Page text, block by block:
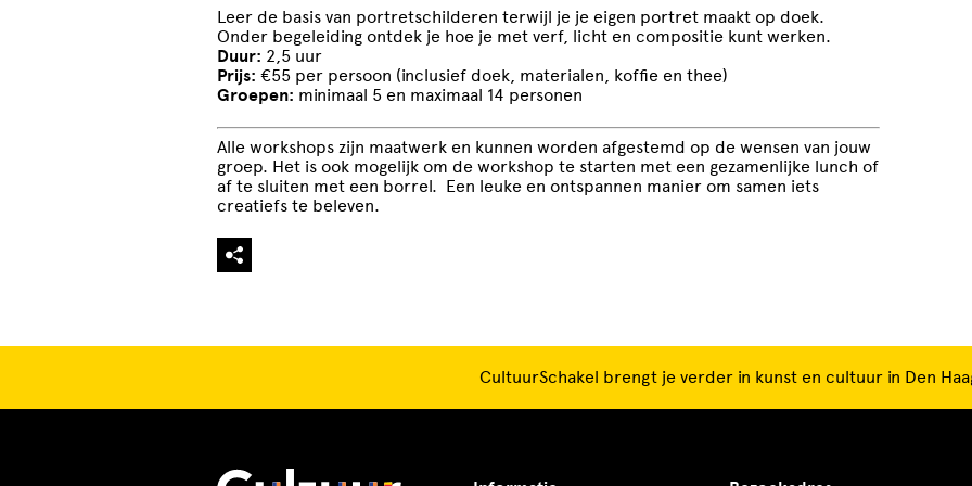
Leer de basis van portretschilderen terwijl je je eigen portret maakt op doek.
Onder begeleiding ontdek je hoe je met verf, licht en compositie kunt werken.
Duur: 2,5 uur
Prijs: €55 per persoon (inclusief doek, materialen, koffie en thee)
Groepen: minimaal 5 en maximaal 14 personen
Alle workshops zijn maatwerk en kunnen worden afgestemd op de wensen van jouw
groep. Het is ook mogelijk om de workshop te starten met een gezamenlijke lunch of
af te sluiten met een borrel. Een leuke en ontspannen manier om samen iets
creatiefs te beleven.
CultuurSchakel brengt je verder in kunst en cultuur in Den